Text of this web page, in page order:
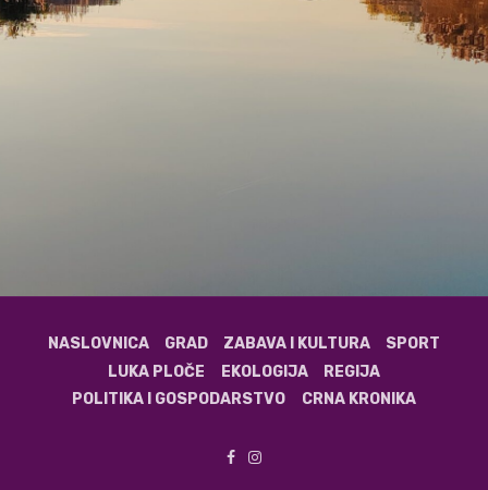
NASLOVNICA GRAD ZABAVA I KULTURA
SPORT
LUKA PLOČE
EKOLOGIJA
REGIJA
POLITIKA I GOSPODARSTVO
CRNA KRONIKA